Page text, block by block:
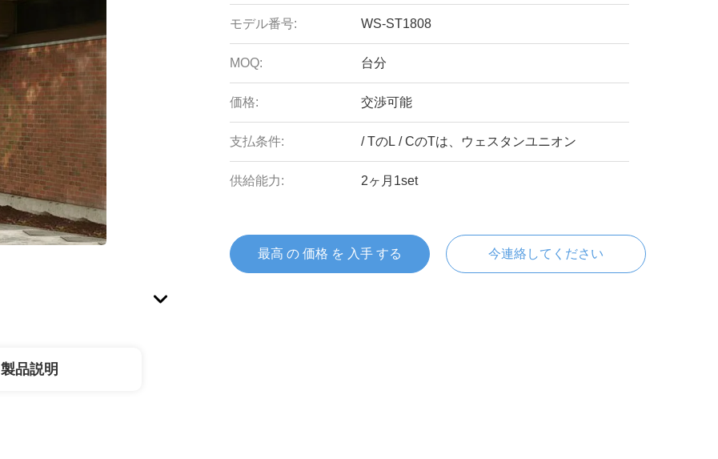
モデル番号: WS-ST1808
MOQ: 台分
価格: 交渉可能
支払条件: / TのL / CのTは、ウェスタンユニオン
供給能力: 2ヶ月1set
最高 の 価格 を 入手 する 今連絡してください
製品説明